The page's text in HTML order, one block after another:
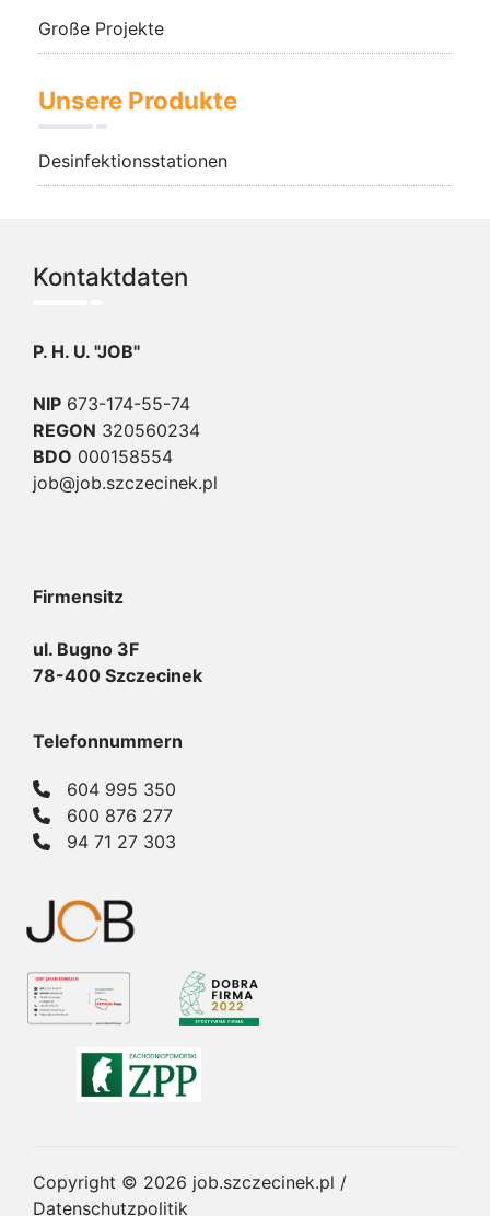
Große Projekte
Unsere Produkte
Desinfektionsstationen
Kontaktdaten
P. H. U. "JOB"
NIP 673-174-55-74
REGON 320560234
BDO 000158554
job@job.szczecinek.pl
Firmensitz
ul. Bugno 3F
78-400 Szczecinek
Telefonnummern
604 995 350
600 876 277
94 71 27 303
Copyright © 2026 job.szczecinek.pl /
Datenschutzpolitik